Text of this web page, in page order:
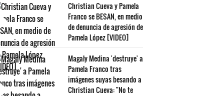
Christian Cueva y Pamela
Franco se BESAN, en medio
de denuncia de agresión de
Pamela López [VIDEO]
Magaly Medina 'destruye' a
Pamela Franco tras
imágenes suyas besando a
Christian Cueva: "No te